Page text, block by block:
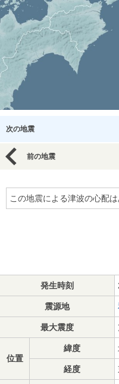
次の地震
前の地震
この地震による津波の心配は
発生時刻
震源地
最大震度
位置
緯度
経度